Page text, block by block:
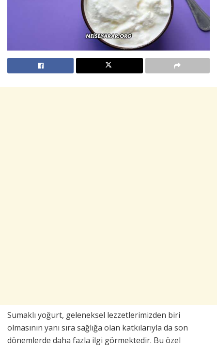
Sumaklı yoğurt, geleneksel lezzetlerimizden biri
olmasının yanı sıra sağlığa olan katkılarıyla da son
dönemlerde daha fazla ilgi görmektedir. Bu özel